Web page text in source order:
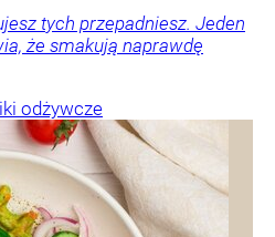
tych przepadniesz. Jeden
że smakują naprawdę
odżywcze